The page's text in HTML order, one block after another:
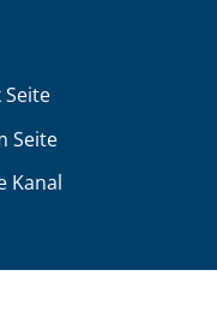
Seite
Seite
Kanal